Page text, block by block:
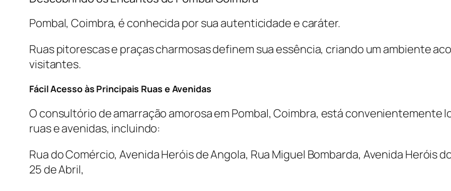
Pombal, Coimbra, é conhecida por sua autenticidade e caráter.
Ruas pitorescas e praças charmosas definem sua essência, criando um ambiente
visitantes.
Fácil Acesso às Principais Ruas e Avenidas
O consultório de amarração amorosa em Pombal, Coimbra, está convenientemente
ruas e avenidas, incluindo:
Rua do Comércio, Avenida Heróis de Angola, Rua Miguel Bombarda, Avenida Heróis
25 de Abril,